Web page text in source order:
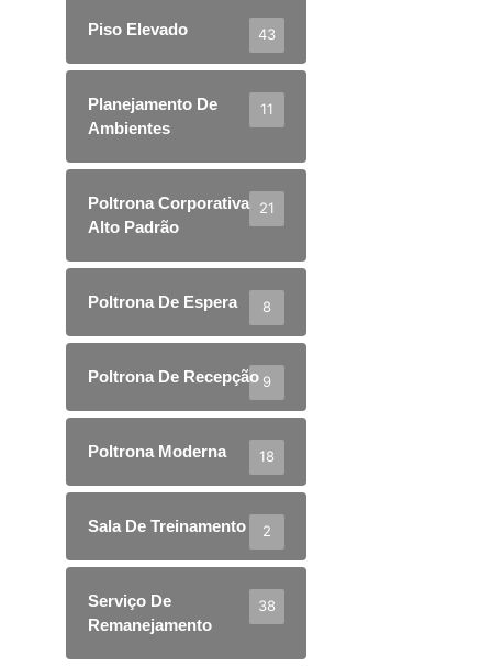
Piso Elevado 43
Planejamento De
Ambientes
11
Poltrona Corporativa
Alto Padrão
21
Poltrona De Espera 8
Poltrona De Recepção 9
Poltrona Moderna 18
Sala De Treinamento 2
Serviço De
Remanejamento
38